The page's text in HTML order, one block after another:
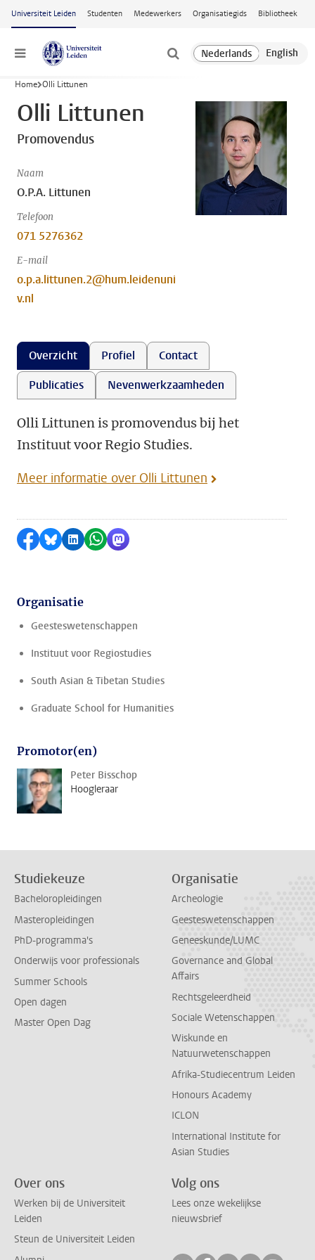
Ga naar hoofdinhoud
Universiteit Leiden Studenten Medewerkers Organisatiegids Bibliotheek
Menu
Home Olli Littunen
Olli Littunen
Promovendus
Naam
O.P.A. Littunen
Telefoon
071 5276362
E-mail
o.p.a.littunen.2@hum.leidenuni
v.nl
Overzicht Profiel
Contact
Publicaties
Nevenwerkzaamheden
Olli Littunen is promovendus bij het
Instituut voor Regio Studies.
Meer informatie over Olli Littunen
Delen op Facebook
Delen via Bluesky
Delen op LinkedIn
Delen via WhatsApp
Delen via Mastodon
Organisatie
Geesteswetenschappen
Instituut voor Regiostudies
South Asian & Tibetan Studies
Graduate School for Humanities
Promotor(en)
Peter Bisschop
Hoogleraar
Studiekeuze
Bacheloropleidingen
Masteropleidingen
PhD-programma's
Onderwijs voor professionals
Summer Schools
Open dagen
Master Open Dag
Organisatie
Archeologie
Geesteswetenschappen
Geneeskunde/LUMC
Governance and Global
Affairs
Rechtsgeleerdheid
Sociale Wetenschappen
Wiskunde en
Natuurwetenschappen
Afrika-Studiecentrum Leiden
Honours Academy
ICLON
International Institute for
Asian Studies
Over ons
Werken bij de Universiteit
Leiden
Steun de Universiteit Leiden
Volg ons
Lees onze wekelijkse
nieuwsbrief